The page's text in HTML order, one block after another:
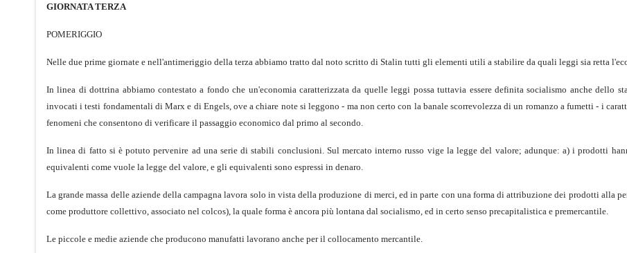
GIORNATA TERZA
POMERIGGIO
Nelle due prime giornate e nell'antimeriggio della terza abbiamo tratto dal noto scritto di Stalin tutti gli elementi utili a stabilire da quali leggi sia retta
In linea di dottrina abbiamo contestato a fondo che un'economia caratterizzata da quelle leggi possa tuttavia essere definita socialismo anche dello
invocati i testi fondamentali di Marx e di Engels, ove a chiare note si leggono - ma non certo con la banale scorrevolezza di un romanzo a fumetti - i
fenomeni che consentono di verificare il passaggio economico dal primo al secondo.
In linea di fatto si è potuto pervenire ad una serie di stabili conclusioni. Sul mercato interno russo vige la legge del valore; adunque: a) i prodotti
equivalenti come vuole la legge del valore, e gli equivalenti sono espressi in denaro.
La grande massa delle aziende della campagna lavora solo in vista della produzione di merci, ed in parte con una forma di attribuzione dei prodotti alla
come produttore collettivo, associato nel colcos), la quale forma è ancora più lontana dal socialismo, ed in certo senso precapitalistica e premercantile.
Le piccole e medie aziende che producono manufatti lavorano anche per il collocamento mercantile.